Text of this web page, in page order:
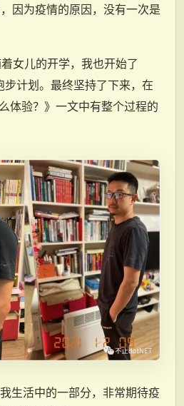
因为疫情的原因，没有一次是
女儿的开学，我也开始了
计划。最终坚持了下来，在
体验？》一文中有整个过程的
生活中的一部分，非常期待疫